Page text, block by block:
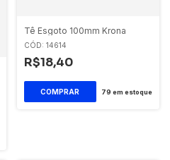
Tê Esgoto 100mm Krona
CÓD: 14614
R$18,40
79 em estoque